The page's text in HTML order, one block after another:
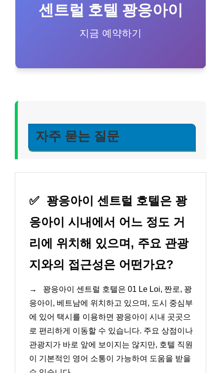
센트럴 호텔 꽝응아이
지금 예약하기
자주 묻는 질문
✅ 꽝응아이 센트럴 호텔은 꽝
응아이 시내에서 어느 정도 거
리에 위치해 있으며, 주요 관광
지와의 접근성은 어떤가요?
→
꽝응아이 센트럴 호텔은 01 Le Loi, 짠로, 꽝
응아이, 베트남에 위치하고 있으며, 도시 중심부
에 있어 택시를 이용하면 꽝응아이 시내 곳곳으
로 편리하게 이동할 수 있습니다. 주요 상점이나
관광지가 바로 앞에 보이지는 않지만, 호텔 직원
이 기본적인 영어 소통이 가능하여 도움을 받을